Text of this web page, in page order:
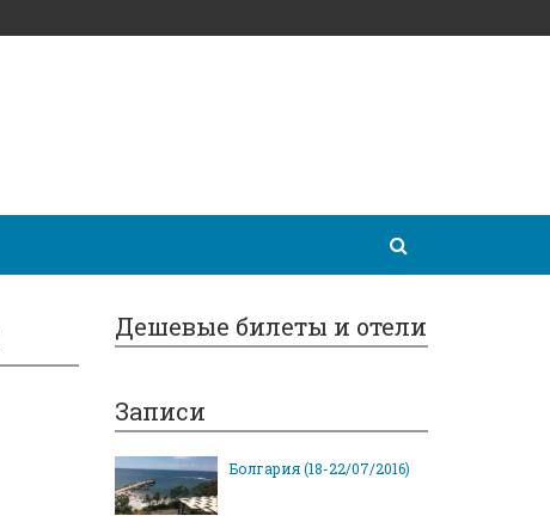
Дешевые билеты и отели
Записи
Болгария (18-22/07/2016)